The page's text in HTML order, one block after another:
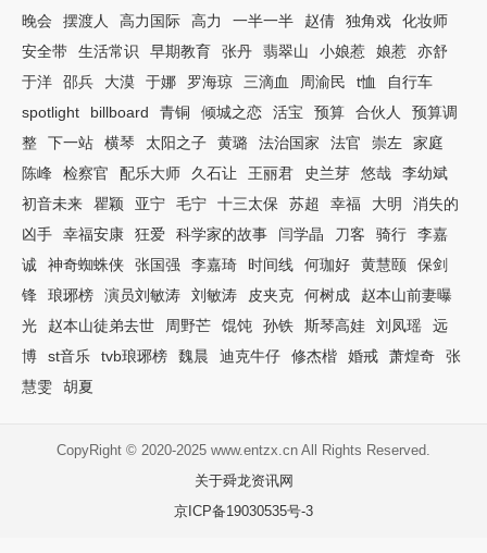
晚会
摆渡人 高力国际 高力 一半一半 赵倩 独角戏
化妆师
安全带
生活常识 早期教育 张丹 翡翠山 小娘惹 娘惹
亦舒
于洋
邵兵 大漠 于娜 罗海琼 三滴血 周渝民 t恤
自行车
spotlight
billboard 青铜 倾城之恋 活宝 预算 合伙人
预算调
整
下一站 横琴 太阳之子 黄璐 法治国家 法官 崇左
家庭
陈峰
检察官 配乐大师 久石让 王丽君 史兰芽 悠哉
李幼斌
初音未来
瞿颖 亚宁 毛宁 十三太保 苏超 幸福 大明
消失的
凶手
幸福安康 狂爱 科学家的故事 闫学晶 刀客 骑行
李嘉
诚
神奇蜘蛛侠 张国强 李嘉琦 时间线 何珈好 黄慧颐
保剑
锋
琅琊榜 演员刘敏涛 刘敏涛 皮夹克 何树成
赵本山前妻曝
光
赵本山徒弟去世 周野芒 馄饨 孙铁 斯琴高娃 刘凤瑶
远
博
st音乐 tvb琅琊榜 魏晨 迪克牛仔 修杰楷 婚戒 萧煌奇
张
慧雯
胡夏
CopyRight © 2020-2025 www.entzx.cn All Rights Reserved.
关于舜龙资讯网
京ICP备19030535号-3